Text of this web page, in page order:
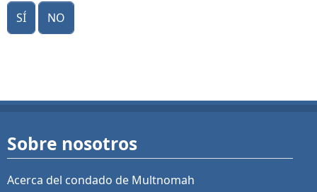
Sí No
Sobre nosotros
Acerca del condado de Multnomah